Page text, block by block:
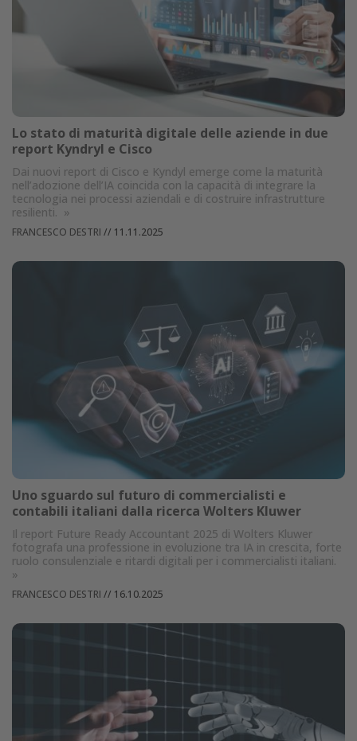
Lo stato di maturità digitale delle aziende in due
report Kyndryl e Cisco
Dai nuovi report di Cisco e Kyndyl emerge come la maturità
nell’adozione dell’IA coincida con la capacità di integrare la
tecnologia nei processi aziendali e di costruire infrastrutture
resilienti. »
FRANCESCO DESTRI // 11.11.2025
Uno sguardo sul futuro di commercialisti e
contabili italiani dalla ricerca Wolters Kluwer
Il report Future Ready Accountant 2025 di Wolters Kluwer
fotografa una professione in evoluzione tra IA in crescita, forte
ruolo consulenziale e ritardi digitali per i commercialisti italiani.
»
FRANCESCO DESTRI // 16.10.2025